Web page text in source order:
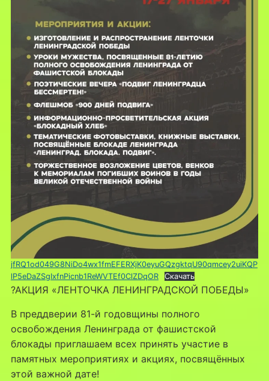
jfRQ1od049G8NiDo4wx1fmEFERXjK0eyuGQzgktqU90qmcey2uiKQP
lP5eDaZSgIxfnPicnb1ReWVTEf0ClZDqOR
Скачать
?АКЦИЯ «ЛЕНТОЧКА ЛЕНИНГРАДСКОЙ ПОБЕДЫ»
В преддверии 81-й годовщины полного
освобождения Ленинграда от фашистской
блокады приглашаем всех принять участие в
памятных мероприятиях и акциях, посвящённых
этой важной дате!